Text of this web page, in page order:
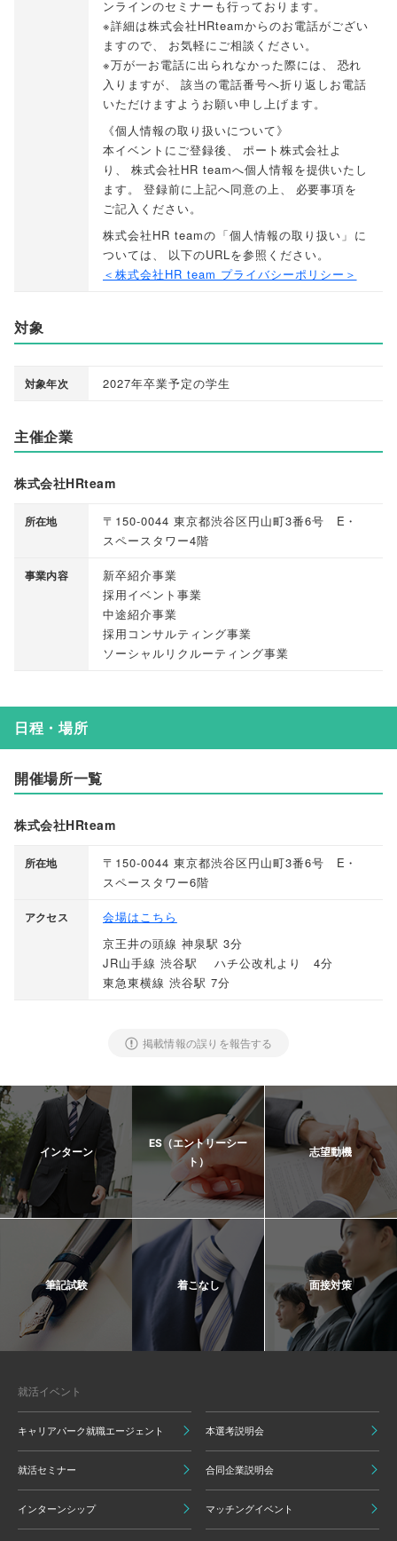
ンラインのセミナーも行っております 。
※詳細は株式会社HRteamからのお電話がござい
ますので
お気軽にご相談ください。
※万が一お電話に出られなかった際には
恐れ
入りますが
該当の電話番号へ折り返しお電話
いただけますようお願い申し上げます 。
《個人情報の取り扱いについて》
本イベントにご登録後
ポート株式会社よ
り
株式会社HR teamへ個人情報を提供いたし
ます 。 登録前に上記へ同意の上
必要事項を
ご記入ください。
株式会社HR teamの 「個人情報の取り扱い 」 に
ついては
以下のURLを参照ください。
＜株式会社HR team プライバシーポリシー＞
対象
対象年次 2027年卒業予定の学生
主催企業
株式会社HRteam
所在地
〒150-0044 東京都渋谷区円山町3番6号 E・
スペースタワー4階
事業内容
新卒紹介事業
採用イベント事業
中途紹介事業
採用コンサルティング事業
ソーシャルリクルーティング事業
日程・場所
開催場所一覧
株式会社HRteam
所在地
〒150-0044 東京都渋谷区円山町3番6号 E・
スペースタワー6階
アクセス
会場はこちら
京王井の頭線 神泉駅 3分
JR山手線 渋谷駅 ハチ公改札より 4分
東急東横線 渋谷駅 7分
掲載情報の誤りを報告する
インターン
ES（エントリーシー
ト）
志望動機
筆記試験 着こなし 面接対策
就活イベント
キャリアパーク就職エージェント 本選考説明会
就活セミナー 合同企業説明会
インターンシップ マッチングイベント